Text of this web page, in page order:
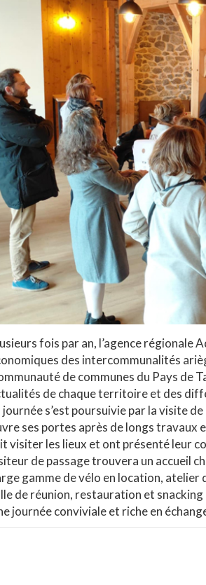
fois par an, l’agence régionale
des intercommunalités
de communes du Pays de
de chaque territoire et des
journée s’est poursuivie par la visite
ses portes après de longs travaux
visiter les lieux et ont présenté leur
de passage trouvera un accueil
gamme de vélo en location, atelier
de réunion, restauration et
journée conviviale et riche en